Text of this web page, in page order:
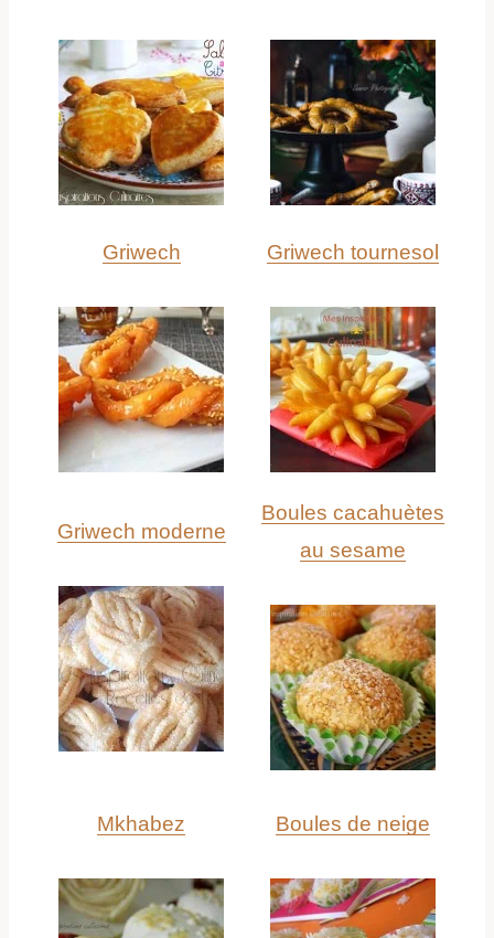
Griwech Griwech tournesol
Griwech moderne
Boules cacahuètes
au sesame
Mkhabez Boules de neige